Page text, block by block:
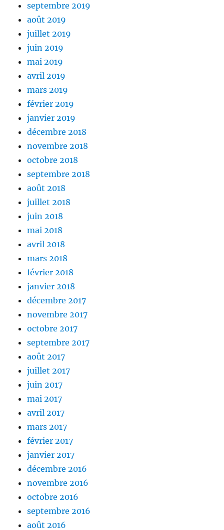
septembre 2019
août 2019
juillet 2019
juin 2019
mai 2019
avril 2019
mars 2019
février 2019
janvier 2019
décembre 2018
novembre 2018
octobre 2018
septembre 2018
août 2018
juillet 2018
juin 2018
mai 2018
avril 2018
mars 2018
février 2018
janvier 2018
décembre 2017
novembre 2017
octobre 2017
septembre 2017
août 2017
juillet 2017
juin 2017
mai 2017
avril 2017
mars 2017
février 2017
janvier 2017
décembre 2016
novembre 2016
octobre 2016
septembre 2016
août 2016